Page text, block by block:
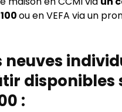
ou en VEFA via un
neuves
disponibles
: